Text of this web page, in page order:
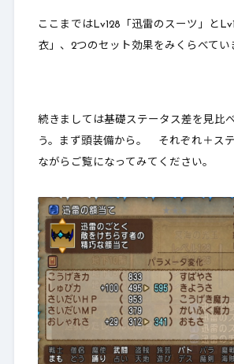
ここまではLv128「迅雷のスーツ」と
衣」、2つのセット効果をみくらべてい
続きましては基礎ステータス差を見比
う。まず頭装備から。 それぞれ＋ス
ながらご覧になってみてください。